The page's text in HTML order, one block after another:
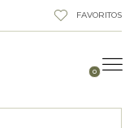
FAVORITOS
0